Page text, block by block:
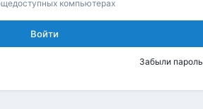
компьютерах
Войти
Забыли